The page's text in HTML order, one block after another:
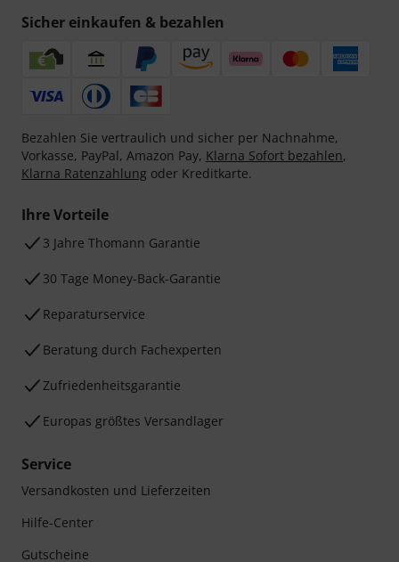
Sicher einkaufen & bezahlen
Bezahlen Sie vertraulich und sicher per Nachnahme,
Vorkasse, PayPal, Amazon Pay, Klarna Sofort bezahlen,
Klarna Ratenzahlung oder Kreditkarte.
Ihre Vorteile
3 Jahre Thomann Garantie
30 Tage Money-Back-Garantie
Reparaturservice
Beratung durch Fachexperten
Zufriedenheitsgarantie
Europas größtes Versandlager
Service
Versandkosten und Lieferzeiten
Hilfe-Center
Gutscheine